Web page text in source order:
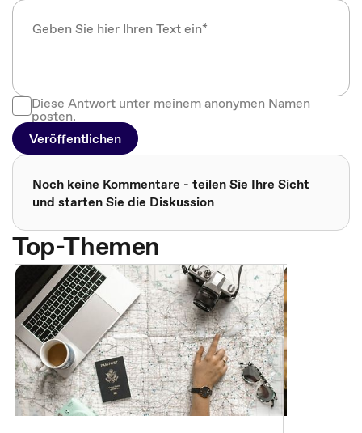
Diese Antwort unter meinem anonymen Namen
posten.
Veröffentlichen
Noch keine Kommentare - teilen Sie Ihre Sicht
und starten Sie die Diskussion
Top-Themen